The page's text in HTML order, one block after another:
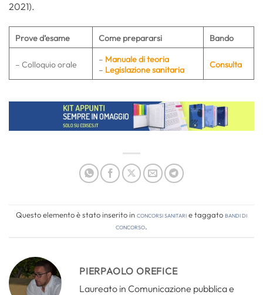
2021).
Prove d’esame Come prepararsi Bando
– Colloquio orale – Manuale di teoria
– Legislazione sanitaria Consulta
Questo elemento è stato inserito inConcorsi Sanitarie taggatobandi di
concorso.
PIERPAOLO OREFICE
Laureato in Comunicazione pubblica e